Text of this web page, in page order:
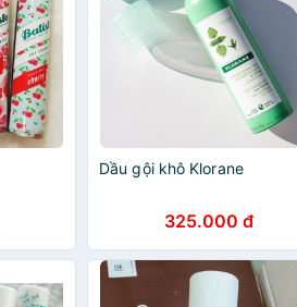
Dầu gội khô Klorane
325.000 đ